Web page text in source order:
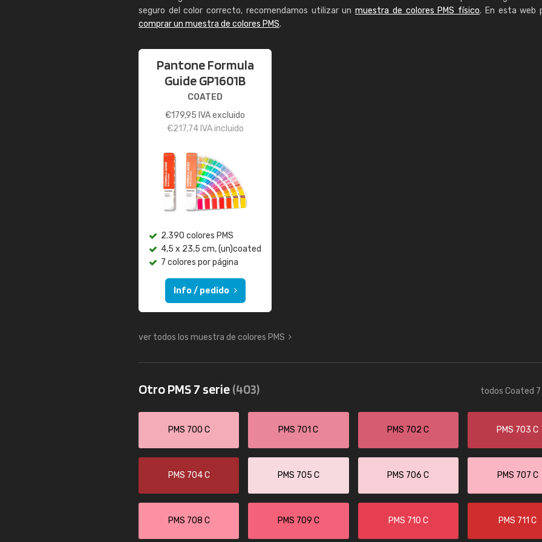
seguro del color correcto, recomendamos utilizar unmuestra de colores PMS físico. En esta web
comprar un muestra de colores PMS.
Pantone Formula
Guide GP1601B
COATED
€179,95 IVA excluido
€217,74IVA incluido
2.390 colores PMS
4,5 x 23,5 cm, (un)coated
7 colores por página
Info / pedido
ver todos los muestra de colores PMS
Otro PMS 7 serie(403) todos Coated 7
PMS 700 C PMS 701 C PMS 702 C PMS 703 C
PMS 704 C PMS 705 C PMS 706 C PMS 707 C
PMS 708 C PMS 709 C PMS 710 C PMS 711 C